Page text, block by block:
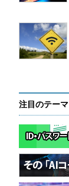
注目のテーマ